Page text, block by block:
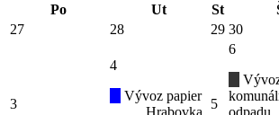
Po
Ut St
27
28 29 30
3
4
Vývoz papier
Hrabovka
5
6
odpadu